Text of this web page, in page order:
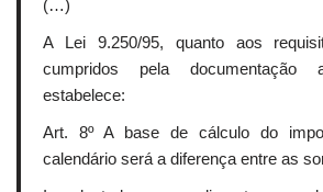
(…)
A Lei 9.250/95, quanto aos
cumpridos pela documentação
estabelece:
Art. 8º A base de cálculo do
calendário será a diferença entre as